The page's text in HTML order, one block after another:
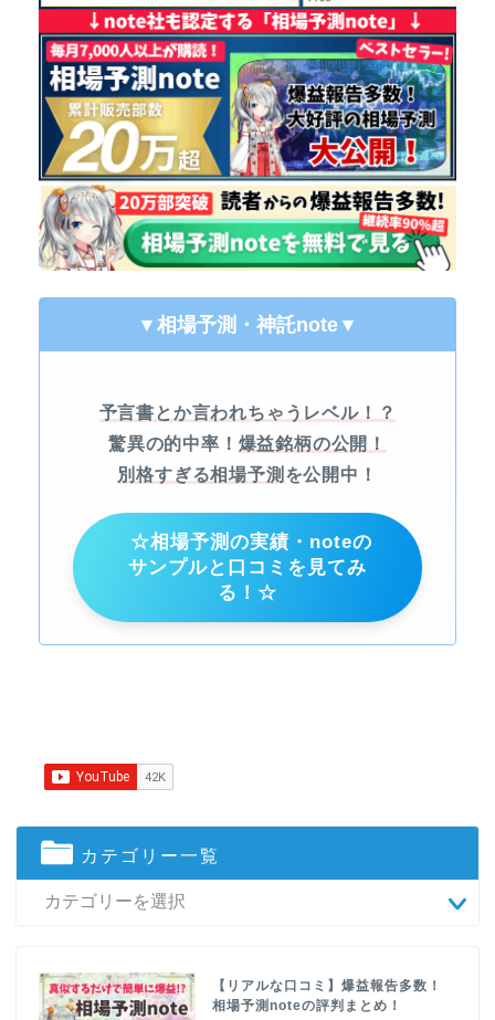
▼相場予測・神託note ▼
予言書とか言われちゃうレベル！？
驚異の的中率！ 爆益銘柄の公開！
別格すぎる相場予測 を公開中！
☆相場予測の実績・noteの
サンプルと口コミを見てみ
る！☆
カテゴリー一覧
【リアルな口コミ】爆益報告多数！
相場予測noteの評判まとめ！